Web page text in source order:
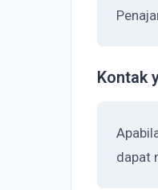
Kontak
dapat